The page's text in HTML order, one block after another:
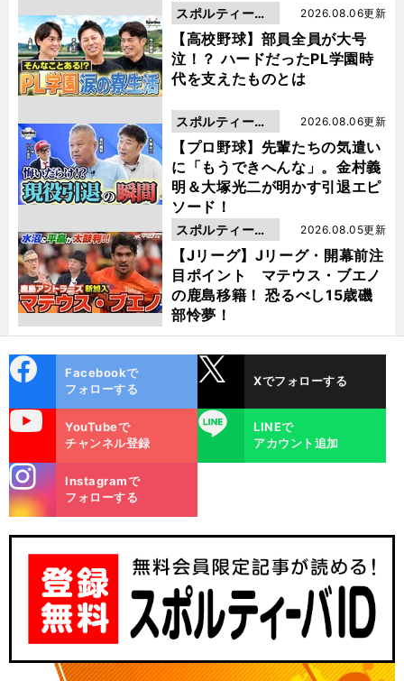
【高校野球】部員全員が大号
泣！？ ハードだったPL学園時
代を支えたものとは
2026.08.06更新
スポルティーバ
動画
【プロ野球】先輩たちの気遣い
に「もうできへんな」。金村義
明＆大塚光二が明かす引退エピ
ソード！
2026.08.06更新
スポルティーバ
動画
【Jリーグ】Jリーグ・開幕前注
目ポイント マテウス・ブエノ
の鹿島移籍！ 恐るべし15歳磯
部怜夢！
2026.08.05更新
スポルティーバ
動画
ok
Facebookで
フォローする
Xでフォローする
YouTubeで
チャンネル登録
LINE
LINEで
アカウント追加
m
Instagramで
フォローする